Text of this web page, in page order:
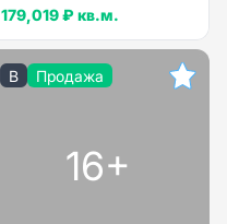
179,019 ₽ кв.м.
B Продажа
16+